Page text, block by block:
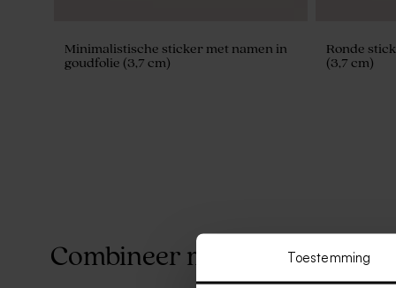
Toestemming
Minimalistische sticker met namen in
goudfolie (3,7 cm)
Ronde
(3,7 cm)
Combineer met